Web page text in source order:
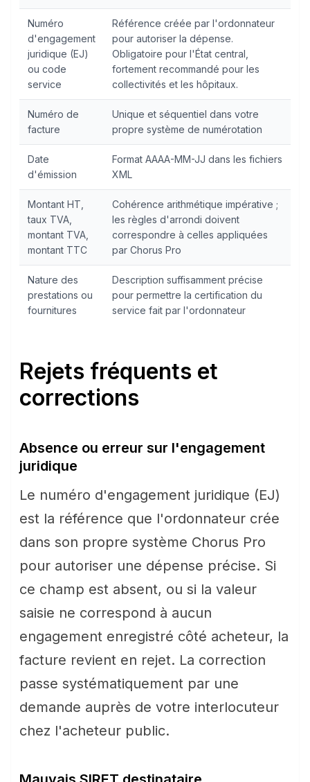
Numéro
d'engagement
juridique (EJ)
ou code
service
Référence créée par l'ordonnateur
pour autoriser la dépense.
Obligatoire pour l'État central,
fortement recommandé pour les
collectivités et les hôpitaux.
Numéro de
facture
Unique et séquentiel dans votre
propre système de numérotation
Date
d'émission
Format AAAA-MM-JJ dans les fichiers
XML
Montant HT,
taux TVA,
montant TVA,
montant TTC
Cohérence arithmétique impérative ;
les règles d'arrondi doivent
correspondre à celles appliquées
par Chorus Pro
Nature des
prestations ou
fournitures
Description suffisamment précise
pour permettre la certification du
service fait par l'ordonnateur
Rejets fréquents et
corrections
Absence ou erreur sur l'engagement
juridique
Le numéro d'engagement juridique (EJ)
est la référence que l'ordonnateur crée
dans son propre système Chorus Pro
pour autoriser une dépense précise. Si
ce champ est absent, ou si la valeur
saisie ne correspond à aucun
engagement enregistré côté acheteur, la
facture revient en rejet. La correction
passe systématiquement par une
demande auprès de votre interlocuteur
chez l'acheteur public.